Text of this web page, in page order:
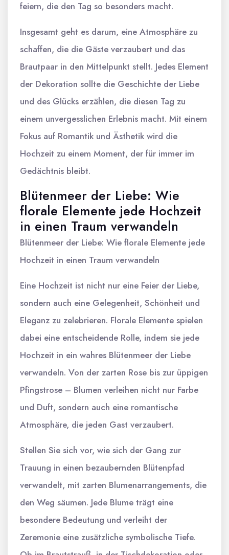
feiern, die den Tag so besonders macht.
Insgesamt geht es darum, eine Atmosphäre zu
schaffen, die die Gäste verzaubert und das
Brautpaar in den Mittelpunkt stellt. Jedes Element
der Dekoration sollte die Geschichte der Liebe
und des Glücks erzählen, die diesen Tag zu
einem unvergesslichen Erlebnis macht. Mit einem
Fokus auf Romantik und Ästhetik wird die
Hochzeit zu einem Moment, der für immer im
Gedächtnis bleibt.
Blütenmeer der Liebe: Wie
florale Elemente jede Hochzeit
in einen Traum verwandeln
Blütenmeer der Liebe: Wie florale Elemente jede
Hochzeit in einen Traum verwandeln
Eine Hochzeit ist nicht nur eine Feier der Liebe,
sondern auch eine Gelegenheit, Schönheit und
Eleganz zu zelebrieren. Florale Elemente spielen
dabei eine entscheidende Rolle, indem sie jede
Hochzeit in ein wahres Blütenmeer der Liebe
verwandeln. Von der zarten Rose bis zur üppigen
Pfingstrose – Blumen verleihen nicht nur Farbe
und Duft, sondern auch eine romantische
Atmosphäre, die jeden Gast verzaubert.
Stellen Sie sich vor, wie sich der Gang zur
Trauung in einen bezaubernden Blütenpfad
verwandelt, mit zarten Blumenarrangements, die
den Weg säumen. Jede Blume trägt eine
besondere Bedeutung und verleiht der
Zeremonie eine zusätzliche symbolische Tiefe.